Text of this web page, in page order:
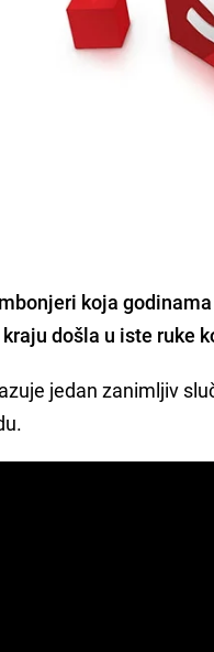
koja
došla u iste ruke
jedan zanimljiv